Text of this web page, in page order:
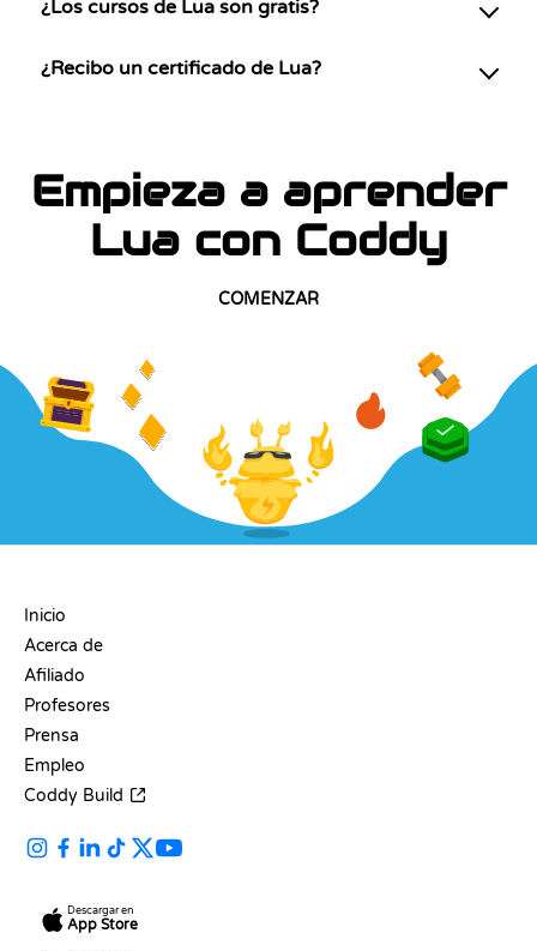
¿Los cursos de Lua son gratis?
¿Recibo un certificado de Lua?
Empieza a aprender
Lua con Coddy
COMENZAR
Inicio
Acerca de
Afiliado
Profesores
Prensa
Empleo
Coddy Build
Descargar en
App Store